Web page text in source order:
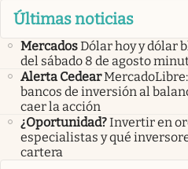
Últimas noticias
MercadosDólar hoy y dólar
del sábado 8 de agosto
Alerta Cedear
bancos de inversión al
caer la acción
¿Oportunidad?Invertir en
especialistas y qué
cartera